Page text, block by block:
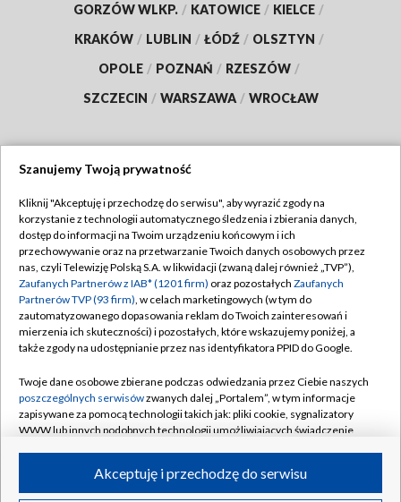
GORZÓW WLKP. / KATOWICE / KIELCE /
KRAKÓW / LUBLIN / ŁÓDŹ / OLSZTYN /
OPOLE / POZNAŃ / RZESZÓW /
SZCZECIN / WARSZAWA / WROCŁAW
TVP
Abonament TVP
Emisja w TVP
Centrum informacji TVP
Naziemna Telewizja Cyfrowa
Rada Programowa
System NOS
Informacje o nadawcy
Program dla prasy
Regulamin TVP
Polityka prywatności
Moje zgody
Pomoc
Kontakt
Kanały
Szanujemy Twoją prywatność
Kliknij "Akceptuję i przechodzę do serwisu", aby wyrazić zgody na
korzystanie z technologii automatycznego śledzenia i zbierania danych,
dostęp do informacji na Twoim urządzeniu końcowym i ich
przechowywanie oraz na przetwarzanie Twoich danych osobowych przez
nas, czyli Telewizję Polską S.A. w likwidacji (zwaną dalej również „TVP”),
Zaufanych Partnerów z IAB* (1201 firm) oraz pozostałych Zaufanych
Partnerów TVP (93 firm), w celach marketingowych (w tym do
zautomatyzowanego dopasowania reklam do Twoich zainteresowań i
mierzenia ich skuteczności) i pozostałych, które wskazujemy poniżej, a
także zgody na udostępnianie przez nas identyfikatora PPID do Google.
Twoje dane osobowe zbierane podczas odwiedzania przez Ciebie naszych
poszczególnych serwisówzwanych dalej „Portalem”, w tym informacje
zapisywane za pomocą technologii takich jak: pliki cookie, sygnalizatory
WWW lub innych podobnych technologii umożliwiających świadczenie
ruchu w Internecie.Akceptuję i przechodzę do serwisu